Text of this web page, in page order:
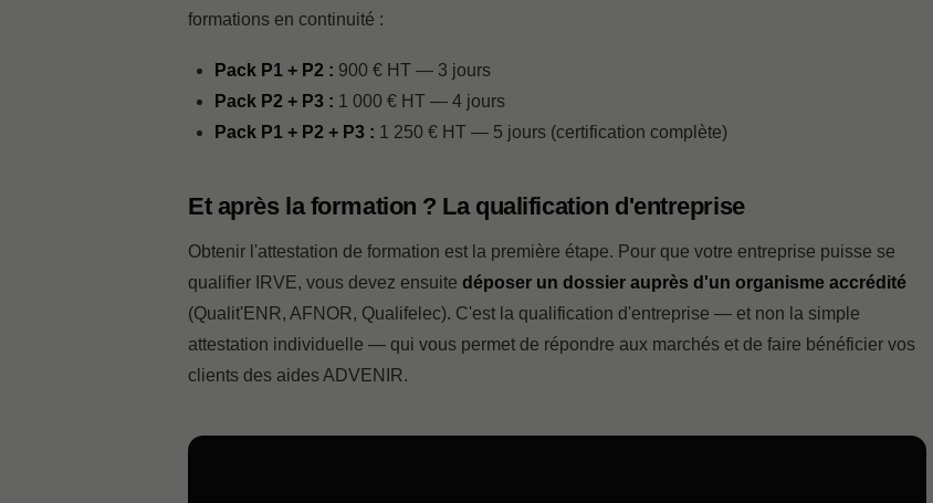
formations en continuité :
Pack P1 + P2 : 900 € HT — 3 jours
Pack P2 + P3 : 1 000 € HT — 4 jours
Pack P1 + P2 + P3 : 1 250 € HT — 5 jours (certification complète)
Et après la formation ? La qualification d'entreprise
Obtenir l'attestation de formation est la première étape. Pour que votre entreprise puisse se
qualifier IRVE, vous devez ensuite déposer un dossier auprès d'un organisme accrédité
(Qualit'ENR, AFNOR, Qualifelec). C'est la qualification d'entreprise — et non la simple
attestation individuelle — qui vous permet de répondre aux marchés et de faire bénéficier vos
clients des aides ADVENIR.